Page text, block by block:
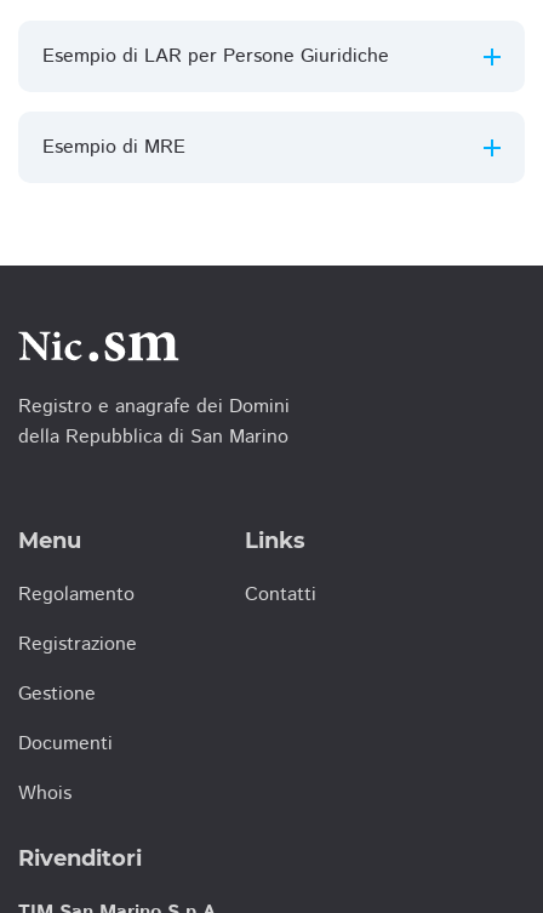
Esempio di LAR per Persone Giuridiche
Esempio di MRE
Registro e anagrafe dei Domini
della Repubblica di San Marino
Menu
Regolamento
Registrazione
Gestione
Documenti
Whois
Links
Contatti
Rivenditori